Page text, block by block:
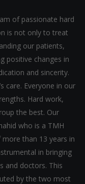
of passionate hard
is not only to treat
our patients,
positive changes in
and sincerity.
care. Everyone in our
Hard work,
the best. Our
who is a TMH
than 13 years in
in bringing
and doctors. This
by the two most